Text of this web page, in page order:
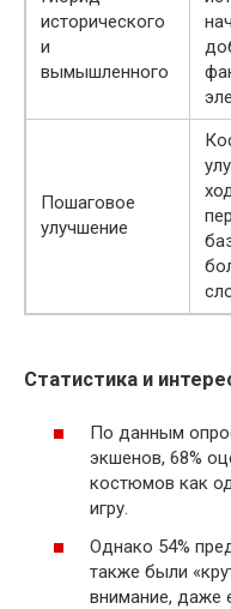
исторического
и
вымышленного
Пошаговое
улучшение
Статистика и
По данным
экшенов, 68%
костюмов как
игру.
Однако 54%
также были
внимание, даже